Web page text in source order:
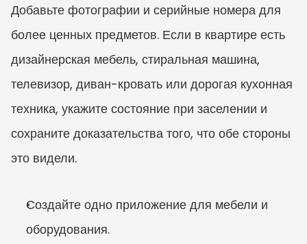
Добавьте фотографии и серийные номера для
более ценных предметов. Если в квартире есть
дизайнерская мебель, стиральная машина,
телевизор, диван-кровать или дорогая кухонная
техника, укажите состояние при заселении и
сохраните доказательства того, что обе стороны
это видели.
Создайте одно приложение для мебели и
оборудования.